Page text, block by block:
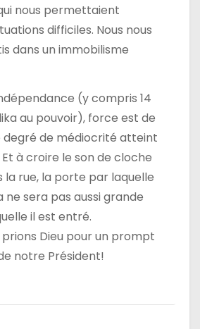
nous permettaient
difficiles. Nous nous
dans un immobilisme
(y compris 14
au pouvoir), force est de
de médiocrité atteint
à croire le son de cloche
la rue, la porte par laquelle
sera pas aussi grande
il est entré.
prions Dieu pour un prompt
notre Président!